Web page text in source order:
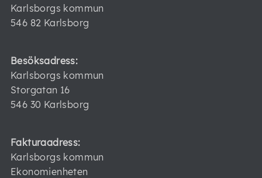
Karlsborgs kommun
546 82 Karlsborg
Besöksadress:
Karlsborgs kommun
Storgatan 16
546 30 Karlsborg
Fakturaadress:
Karlsborgs kommun
Ekonomienheten